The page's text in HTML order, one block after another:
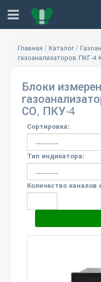
Главная / Каталог/
газоанализаторов ПКГ-
Блоки
СО, ПКУ-4
Сортировка:
Тип индикатора:
Количество каналов